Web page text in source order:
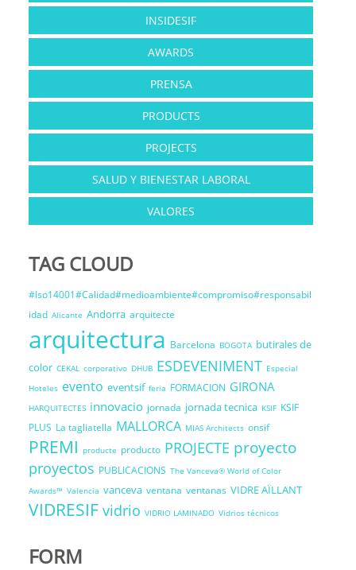
INSIDESIF
AWARDS
PRENSA
PRODUCTS
PROJECTS
SALUD Y BIENESTAR LABORAL
VALORES
TAG CLOUD
#Iso14001#Calidad#medioambiente#compromiso#responsabil
idad Alicante Andorra arquitecte
arquitectura Barcelona BOGOTA butirales de
color CEKAL corporativo DHUB ESDEVENIMENT Especial
Hoteles evento eventsif feria FORMACION GIRONA
HARQUITECTES innovacio jornada jornada tecnica KSIF KSIF
PLUS La tagliatella MALLORCA MIAS Architects onsif
PREMI producte producto PROJECTE proyecto
proyectos PUBLICACIONS The Vanceva® World of Color
Awards™ Valencia vanceva ventana ventanas VIDRE AÏLLANT
VIDRESIF vidrio VIDRIO LAMINADO Vidrios técnicos
FORM